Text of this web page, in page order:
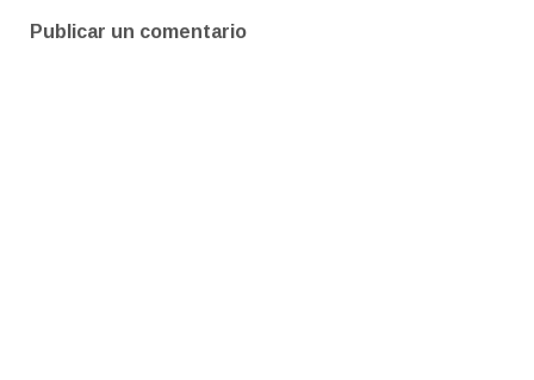
Publicar un comentario